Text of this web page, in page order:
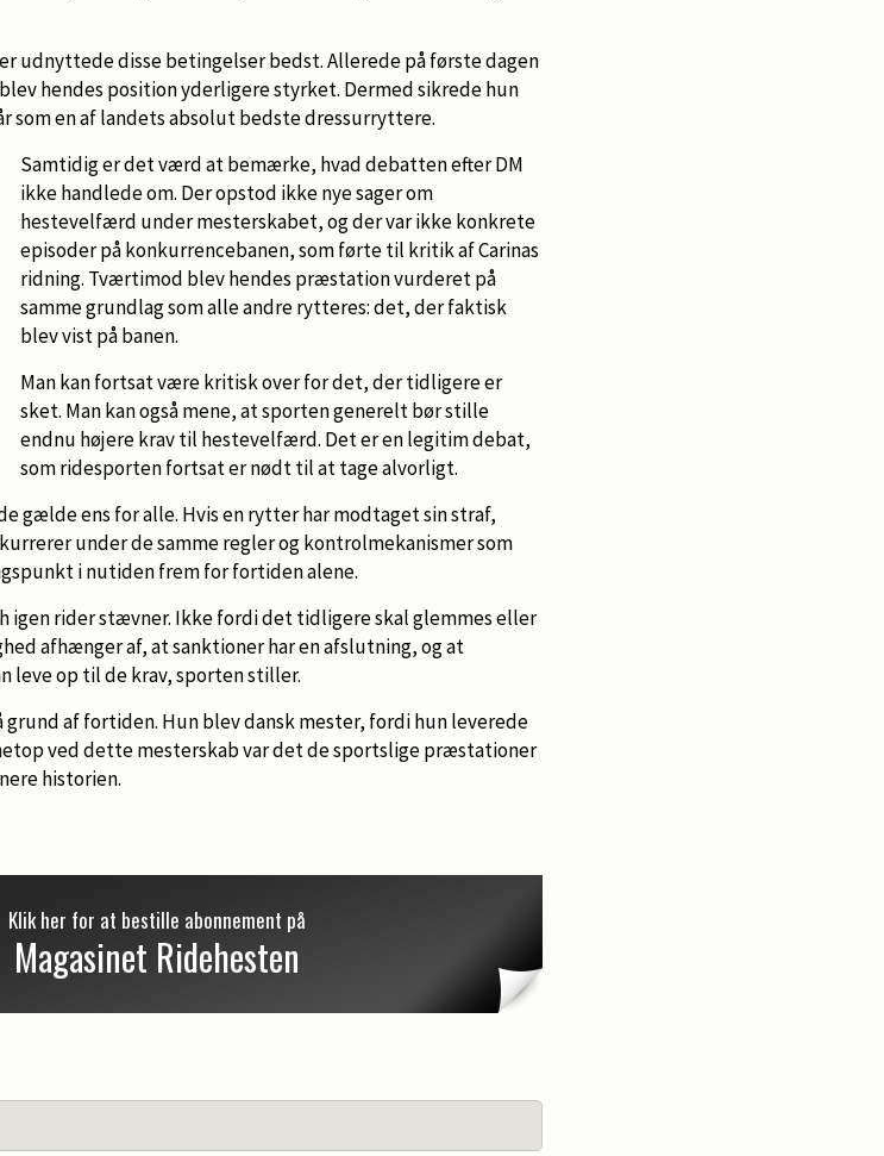
udnyttede disse betingelser bedst. Allerede på første dagen
hendes position yderligere styrket. Dermed sikrede hun
som en af landets absolut bedste dressurryttere.
Samtidig er det værd at bemærke, hvad debatten efter DM
ikke handlede om. Der opstod ikke nye sager om
hestevelfærd under mesterskabet, og der var ikke konkrete
episoder på konkurrencebanen, som førte til kritik af Carinas
ridning. Tværtimod blev hendes præstation vurderet på
samme grundlag som alle andre rytteres: det, der faktisk
blev vist på banen.
Man kan fortsat være kritisk over for det, der tidligere er
sket. Man kan også mene, at sporten generelt bør stille
endnu højere krav til hestevelfærd. Det er en legitim debat,
som ridesporten fortsat er nødt til at tage alvorligt.
gælde ens for alle. Hvis en rytter har modtaget sin straf,
under de samme regler og kontrolmekanismer som
i nutiden frem for fortiden alene.
igen rider stævner. Ikke fordi det tidligere skal glemmes eller
afhænger af, at sanktioner har en afslutning, og at
leve op til de krav, sporten stiller.
grund af fortiden. Hun blev dansk mester, fordi hun leverede
ved dette mesterskab var det de sportslige præstationer
historien.
Klik her for at bestille abonnement på
Magasinet Ridehesten